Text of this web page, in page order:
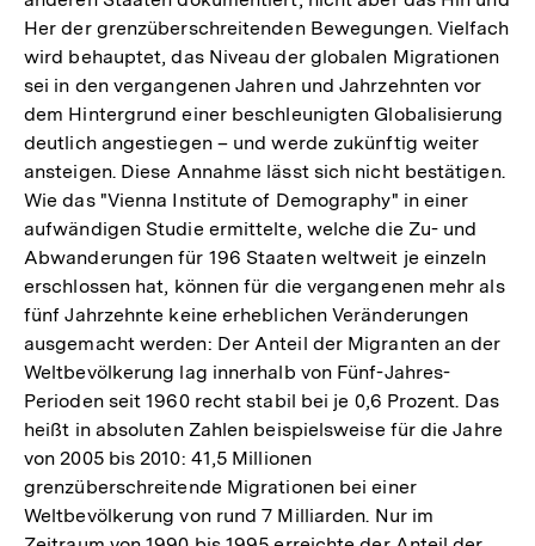
Her der grenzüberschreitenden Bewegungen. Vielfach
wird behauptet, das Niveau der globalen Migrationen
sei in den vergangenen Jahren und Jahrzehnten vor
dem Hintergrund einer beschleunigten Globalisierung
deutlich angestiegen – und werde zukünftig weiter
ansteigen. Diese Annahme lässt sich nicht bestätigen.
Wie das "Vienna Institute of Demography" in einer
aufwändigen Studie ermittelte, welche die Zu- und
Abwanderungen für 196 Staaten weltweit je einzeln
erschlossen hat, können für die vergangenen mehr als
fünf Jahrzehnte keine erheblichen Veränderungen
ausgemacht werden: Der Anteil der Migranten an der
Weltbevölkerung lag innerhalb von Fünf-Jahres-
Perioden seit 1960 recht stabil bei je 0,6 Prozent. Das
heißt in absoluten Zahlen beispielsweise für die Jahre
von 2005 bis 2010: 41,5 Millionen
grenzüberschreitende Migrationen bei einer
Weltbevölkerung von rund 7 Milliarden. Nur im